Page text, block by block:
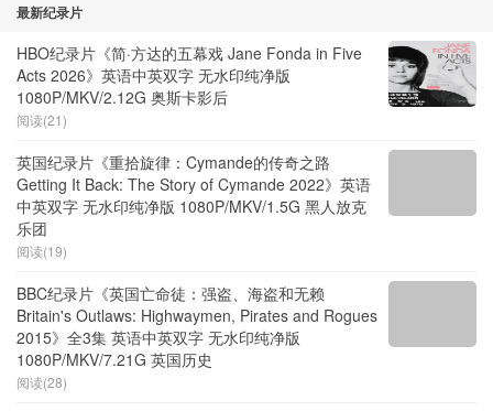
最新纪录片
HBO纪录片《简·方达的五幕戏 Jane Fonda in Five
Acts 2026》英语中英双字 无水印纯净版
1080P/MKV/2.12G 奥斯卡影后
阅读(21)
英国纪录片《重拾旋律：Cymande的传奇之路
Getting It Back: The Story of Cymande 2022》英语
中英双字 无水印纯净版 1080P/MKV/1.5G 黑人放克
乐团
阅读(19)
BBC纪录片《英国亡命徒：强盗、海盗和无赖
Britain's Outlaws: Highwaymen, Pirates and Rogues
2015》全3集 英语中英双字 无水印纯净版
1080P/MKV/7.21G 英国历史
阅读(28)